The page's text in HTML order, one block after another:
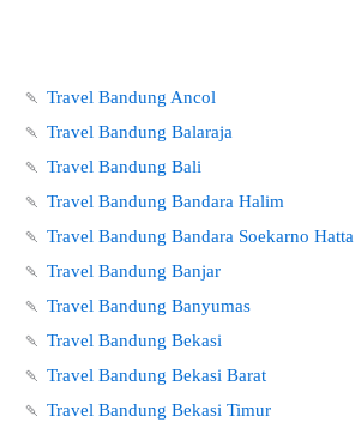
🍡 Travel Bandung Ancol
🍡 Travel Bandung Balaraja
🍡 Travel Bandung Bali
🍡 Travel Bandung Bandara Halim
🍡 Travel Bandung Bandara Soekarno Hatta
🍡 Travel Bandung Banjar
🍡 Travel Bandung Banyumas
🍡 Travel Bandung Bekasi
🍡 Travel Bandung Bekasi Barat
🍡 Travel Bandung Bekasi Timur